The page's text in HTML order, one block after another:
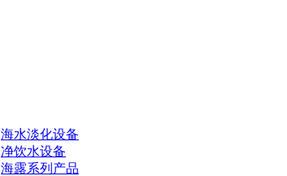
海水淡化设备
净饮水设备
海露系列产品